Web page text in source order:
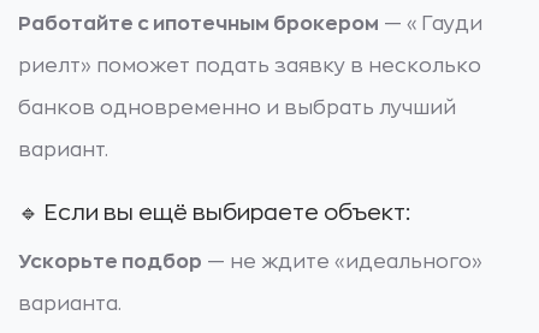
Работайте с ипотечным брокером — «Гауди
риелт» поможет подать заявку в несколько
банков одновременно и выбрать лучший
вариант.
🔹 Если вы ещё выбираете объект:
Ускорьте подбор — не ждите «идеального»
варианта.